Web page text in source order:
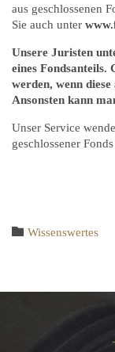
aus geschlossenen
Sie auch unter
Unsere Juristen
eines Fondsanteils.
werden, wenn
Ansonsten kann
Unser Service
geschlossener
 Category
Wissenswertes